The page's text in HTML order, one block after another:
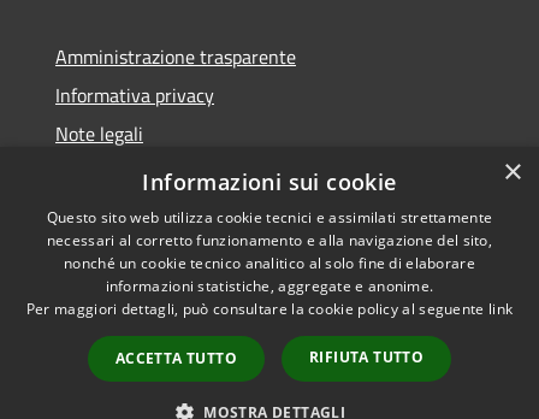
Amministrazione trasparente
Informativa privacy
Note legali
Dichiarazione di accessibilità
Accessibilità
Copyright © 2026 • Comune di
Presezzo • Powered by
Municipium•
Accesso
redazione
×
Informazioni sui cookie
Questo sito web utilizza cookie tecnici e assimilati strettamente
necessari al corretto funzionamento e alla navigazione del sito,
nonché un cookie tecnico analitico al solo fine di elaborare
informazioni statistiche, aggregate e anonime.
Per maggiori dettagli, può consultare la cookie policy al seguente link
ACCETTA TUTTO RIFIUTA TUTTO
MOSTRA DETTAGLI